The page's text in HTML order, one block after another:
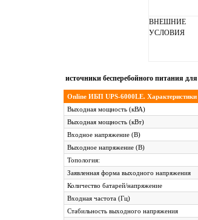
ВНЕШНИЕ
УСЛОВИЯ
источники бесперебойного питания
Online ИБП UPS-6000LE. Характеристики
Выходная мощность (кВА)
Выходная мощность (кВт)
Входное напряжение (В)
Выходное напряжение (В)
Топология:
Заявленная форма выходного напряжения
Количество батарей/напряжение
Входная частота (Гц)
Стабильность выходного напряжения